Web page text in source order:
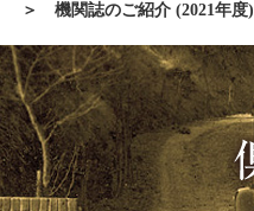
機関誌のご紹介 (2021年度)